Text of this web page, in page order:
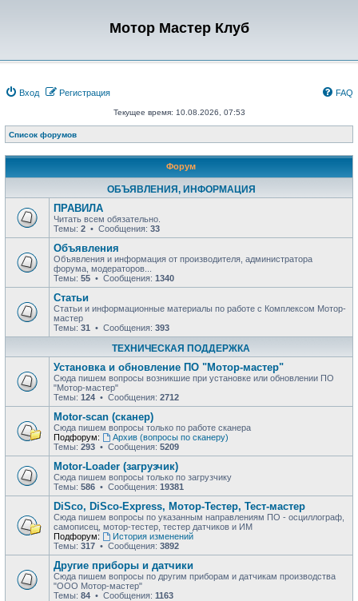
Мотор Мастер Клуб
Вход Регистрация FAQ
Текущее время: 10.08.2026, 07:53
Список форумов
Форум
ОБЪЯВЛЕНИЯ, ИНФОРМАЦИЯ
ПРАВИЛА
Читать всем обязательно.
Темы: 2 • Сообщения: 33
Объявления
Объявления и информация от производителя, администратора
форума, модераторов...
Темы: 55 • Сообщения: 1340
Статьи
Статьи и информационные материалы по работе с Комплексом Мотор-
мастер
Темы: 31 • Сообщения: 393
ТЕХНИЧЕСКАЯ ПОДДЕРЖКА
Установка и обновление ПО "Мотор-мастер"
Сюда пишем вопросы возникшие при установке или обновлении ПО
"Мотор-мастер"
Темы: 124 • Сообщения: 2712
Motor-scan (сканер)
Сюда пишем вопросы только по работе сканера
Подфорум:
Архив (вопросы по сканеру)
Темы: 293 • Сообщения: 5209
Motor-Loader (загрузчик)
Сюда пишем вопросы только по загрузчику
Темы: 586 • Сообщения: 19381
DiSco, DiSco-Express, Мотор-Тестер, Тест-мастер
Сюда пишем вопросы по указанным направлениям ПО - осциллограф,
самописец, мотор-тестер, тестер датчиков и ИМ
Подфорум:
История изменений
Темы: 317 • Сообщения: 3892
Другие приборы и датчики
Сюда пишем вопросы по другим приборам и датчикам производства
"ООО Мотор-мастер"
Темы: 84 • Сообщения: 1163